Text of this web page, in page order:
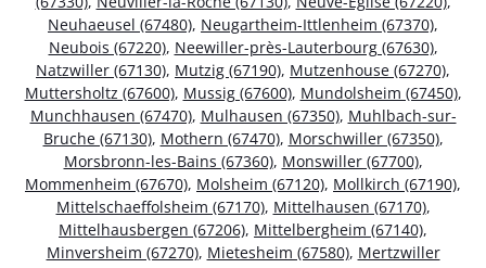
Neuhaeusel (67480), Neugartheim-Ittlenheim (67370),
Neubois (67220), Neewiller-près-Lauterbourg (67630),
Natzwiller (67130), Mutzig (67190), Mutzenhouse (67270),
Muttersholtz (67600), Mussig (67600), Mundolsheim (67450),
Munchhausen (67470), Mulhausen (67350), Muhlbach-sur-
Bruche (67130), Mothern (67470), Morschwiller (67350),
Morsbronn-les-Bains (67360), Monswiller (67700),
Mommenheim (67670), Molsheim (67120), Mollkirch (67190),
Mittelschaeffolsheim (67170), Mittelhausen (67170),
Mittelhausbergen (67206), Mittelbergheim (67140),
Minversheim (67270), Mietesheim (67580), Mertzwiller